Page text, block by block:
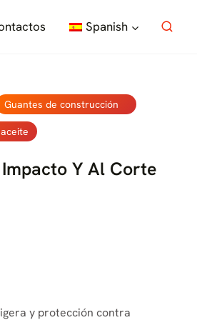
Spanish
Guantes de construcción
Y Al Corte
y protección contra